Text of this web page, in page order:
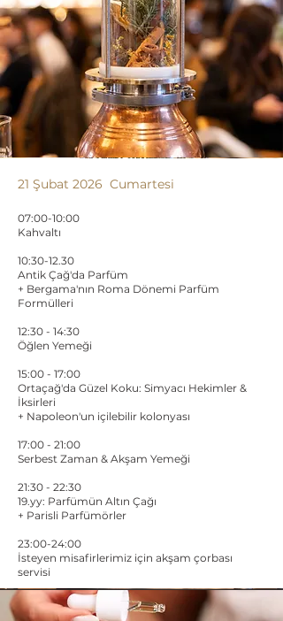
21 Şubat 2026 Cumartesi
07:00-10:00
Kahvaltı
10:30-12.30​
Antik Çağ'da Parfüm
+ Bergama'nın Roma Dönemi Parfüm
Formülleri
12:30 - 14:30
Öğlen Yemeği
15:00 - 17:00
Ortaçağ'da Güzel Koku: Simyacı Hekimler &
İksirleri​​
+ Napoleon'un içilebilir kolonyası
17:00 - 21:00
Serbest Zaman & Akşam Yemeği
21:30 - 22:30
19.yy: Parfümün Altın Çağı
+ Parisli Parfümörler
23:00-24:00
​İsteyen misafirlerimiz için akşam çorbası
servisi